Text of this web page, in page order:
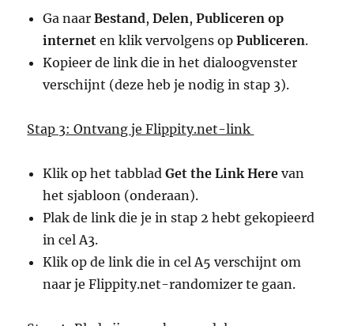
Ga naarBestand,Delen,Publiceren op
internet en klik vervolgens opPubliceren.
Kopieer de link die in het dialoogvenster
verschijnt (deze heb je nodig in stap 3).
Stap 3: Ontvang je Flippity.net-link
Klik op het tabbladGet the Link Here van
het sjabloon (onderaan).
Plak de link die je in stap 2 hebt gekopieerd
in cel A3.
Klik op de link die in cel A5 verschijnt om
naar je Flippity.net-randomizer te gaan.